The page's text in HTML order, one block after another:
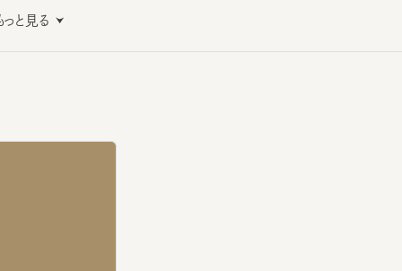
る